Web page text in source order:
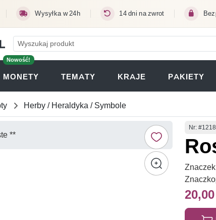
Wysyłka w 24h 14 dni na zwrot
Nowość!
MONETY (OTWIERA SIĘ W NOWEJ KARCIE)
TEMATY KRAJE PAKIETY
Herby / Heraldyka / Symbole
Numer
Nr:
20,00